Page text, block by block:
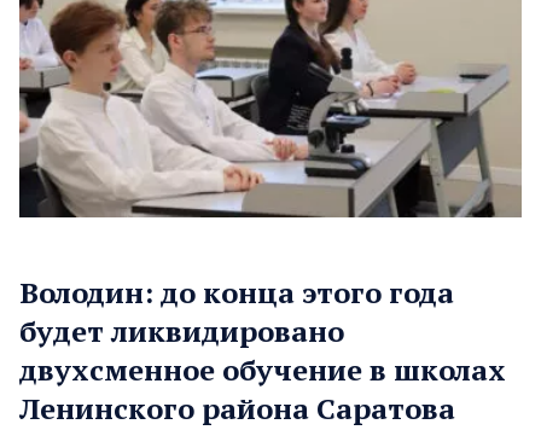
Володин: до конца этого года
будет ликвидировано
двухсменное обучение в школах
Ленинского района Саратова